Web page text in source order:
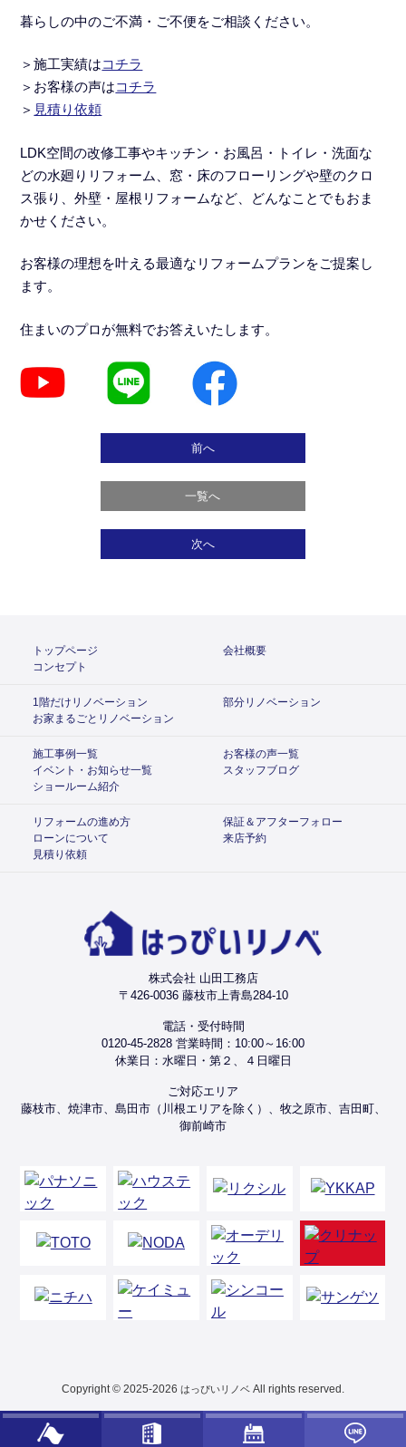
暮らしの中のご不満・ご不便をご相談ください。
＞施工実績はコチラ
＞ お客様の声はコチラ
＞ 見積り依頼
LDK空間の改修工事やキッチン・お風呂・トイレ・洗面な
どの水廻りリフォーム
、窓・床のフローリングや壁のクロ
ス張り、外壁・屋根リフォームなど、どんなことでもおま
かせください。
お客様の理想を叶える最適なリフォームプランをご提案し
ます。
住まいのプロが無料でお答えいたします。
前へ
一覧へ
次へ
トップページ
会社概要
コンセプト
1階だけリノベーション
部分リノベーション
お家まるごとリノベーション
施工事例一覧
お客様の声一覧
イベント・お知らせ一覧
スタッフブログ
ショールーム紹介
リフォームの進め方
保証＆アフターフォロー
ローンについて
来店予約
見積り依頼
株式会社 山田工務店
〒426-0036 藤枝市上青島284-10
電話・受付時間
0120-45-2828 営業時間：10:00～16:00
休業日：水曜日・第２、４日曜日
ご対応エリア
藤枝市、焼津市、島田市（川根エリアを除く）、牧之原市、吉田町、
御前崎市
Copyright © 2025-2026 はっぴいリノベ All rights reserved.